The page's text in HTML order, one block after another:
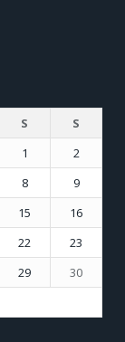
S
S
1
2
8
9
15
16
22
23
29
30